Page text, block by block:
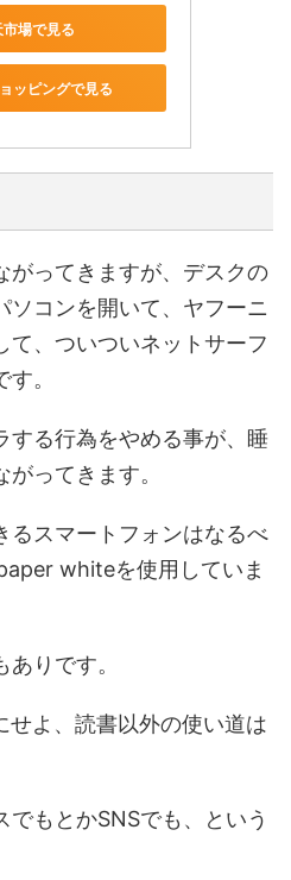
市場で見る
ッピングで見る
がってきますが、デスクの
ソコンを開いて、ヤフーニ
て、ついついネットサーフ
。
する行為をやめる事が、睡
ってきます。
るスマートフォンはなるべ
whiteを使用していま
りです。
よ、読書以外の使い道は
でもとかSNSでも、という